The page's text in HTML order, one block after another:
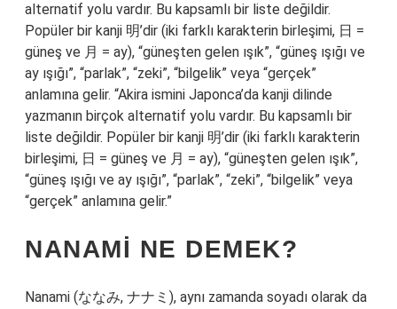
alternatif yolu vardır. Bu kapsamlı bir liste değildir.
Popüler bir kanji 明’dir (iki farklı karakterin birleşimi, 日 =
güneş ve 月 = ay), “güneşten gelen ışık”, “güneş ışığı ve
ay ışığı”, “parlak”, “zeki”, “bilgelik” veya “gerçek”
anlamına gelir. “Akira ismini Japonca’da kanji dilinde
yazmanın birçok alternatif yolu vardır. Bu kapsamlı bir
liste değildir. Popüler bir kanji 明’dir (iki farklı karakterin
birleşimi, 日 = güneş ve 月 = ay), “güneşten gelen ışık”,
“güneş ışığı ve ay ışığı”, “parlak”, “zeki”, “bilgelik” veya
“gerçek” anlamına gelir.”
NANAMI NE DEMEK?
Nanami (ななみ, ナナミ), aynı zamanda soyadı olarak da